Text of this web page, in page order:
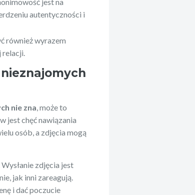
autentyczności i
również wyrazem
relacji.
nie zna, może to
jest chęć nawiązania
osób, a zdjęcia mogą
zdjęcia jest
jak inni zareagują.
i dać poczucie